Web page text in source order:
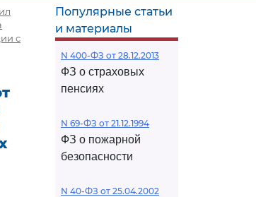
с
Популярные статьи
и материалы
N 400-ФЗ от 28.12.2013
ФЗ о страховых
пенсиях
N 69-ФЗ от 21.12.1994
ФЗ о пожарной
безопасности
N 40-ФЗ от 25.04.2002